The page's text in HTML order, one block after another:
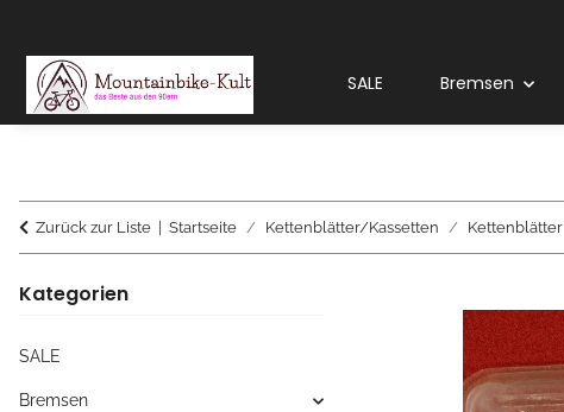
SALE Bremsen
Zurück zur Liste Startseite Kettenblätter/Kassetten Kettenblätter
Kategorien
SALE
Bremsen